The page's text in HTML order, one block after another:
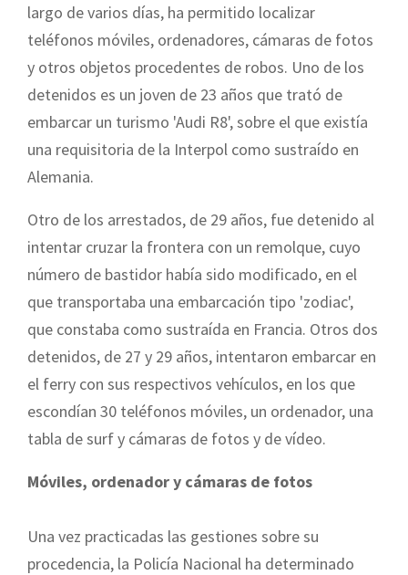
largo de varios días, ha permitido localizar
teléfonos móviles, ordenadores, cámaras de fotos
y otros objetos procedentes de robos. Uno de los
detenidos es un joven de 23 años que trató de
embarcar un turismo 'Audi R8', sobre el que existía
una requisitoria de la Interpol como sustraído en
Alemania.
Otro de los arrestados, de 29 años, fue detenido al
intentar cruzar la frontera con un remolque, cuyo
número de bastidor había sido modificado, en el
que transportaba una embarcación tipo 'zodiac',
que constaba como sustraída en Francia. Otros dos
detenidos, de 27 y 29 años, intentaron embarcar en
el ferry con sus respectivos vehículos, en los que
escondían 30 teléfonos móviles, un ordenador, una
tabla de surf y cámaras de fotos y de vídeo.
Móviles, ordenador y cámaras de fotos
Una vez practicadas las gestiones sobre su
procedencia, la Policía Nacional ha determinado